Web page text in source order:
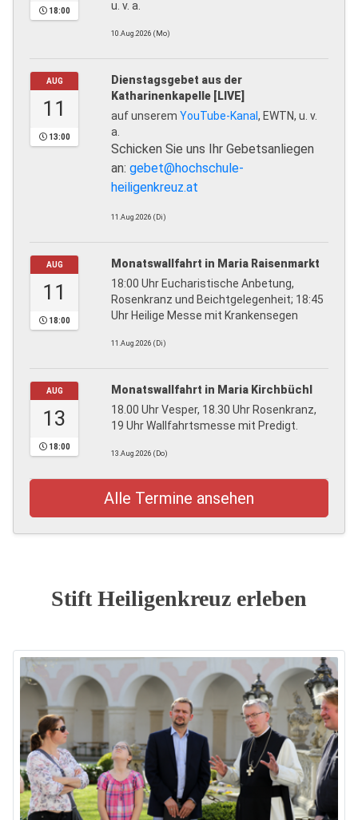
18:00
u. v. a.
10.Aug.2026 (Mo)
AUG
11
13:00
Dienstagsgebet aus der
Katharinenkapelle [LIVE]
auf unserem YouTube-Kanal, EWTN, u. v.
a.
Schicken Sie uns Ihr Gebetsanliegen
an: gebet@hochschule-
heiligenkreuz.at
11.Aug.2026 (Di)
AUG
11
18:00
Monatswallfahrt in Maria Raisenmarkt
18:00 Uhr Eucharistische Anbetung,
Rosenkranz und Beichtgelegenheit; 18:45
Uhr Heilige Messe mit Krankensegen
11.Aug.2026 (Di)
AUG
13
18:00
Monatswallfahrt in Maria Kirchbüchl
18.00 Uhr Vesper, 18.30 Uhr Rosenkranz,
19 Uhr Wallfahrtsmesse mit Predigt.
13.Aug.2026 (Do)
Alle Termine ansehen
Stift Heiligenkreuz erleben